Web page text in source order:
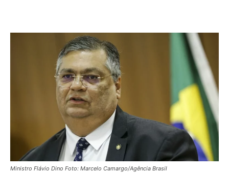
Ministro Flávio Dino Foto: Marcelo Camargo/Agência Brasil